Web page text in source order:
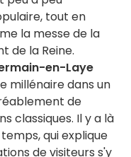
tout en
la messe de la
de la Reine.
en-Laye
millénaire dans un
de
classiques. Il y a là
qui explique
de visiteurs s'y